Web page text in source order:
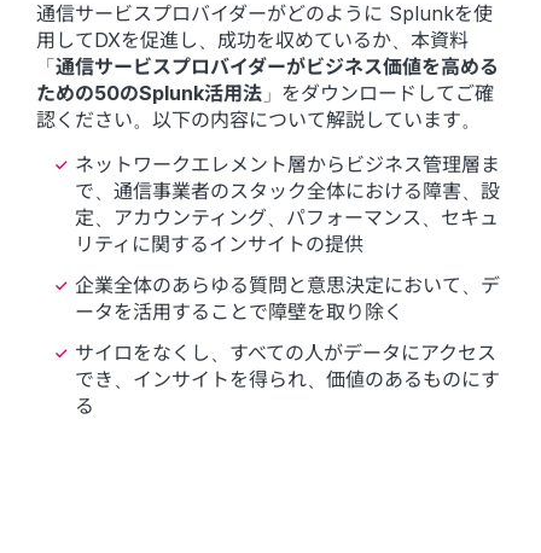
通信サービスプロバイダーがどのように Splunkを使
用してDXを促進し、成功を収めているか、本資料
「通信サービスプロバイダーがビジネス価値を高める
ための50のSplunk活用法 」をダウンロードしてご確
認ください。以下の内容について解説しています。
ネットワークエレメント層からビジネス管理層ま
で、通信事業者のスタック全体における障害、設
定、アカウンティング、パフォーマンス、セキュ
リティに関するインサイトの提供
企業全体のあらゆる質問と意思決定において、デ
ータを活用することで障壁を取り除く
サイロをなくし、すべての人がデータにアクセス
でき、インサイトを得られ、価値のあるものにす
る